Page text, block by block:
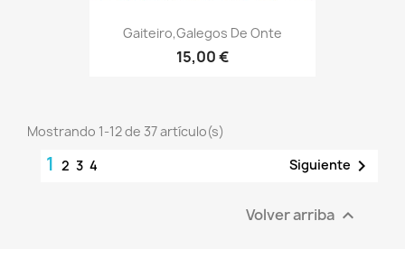
Gaiteiro,Galegos De Onte
15,00 €
Mostrando 1-12 de 37 artículo(s)
1 2 3 4 Siguiente 
Volver arriba 